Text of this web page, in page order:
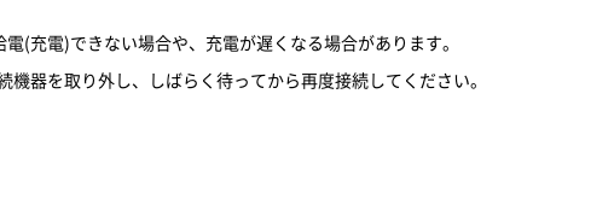
充電)できない場合や、充電が遅くなる場合があります。
器を取り外し、しばらく待ってから再度接続してください。